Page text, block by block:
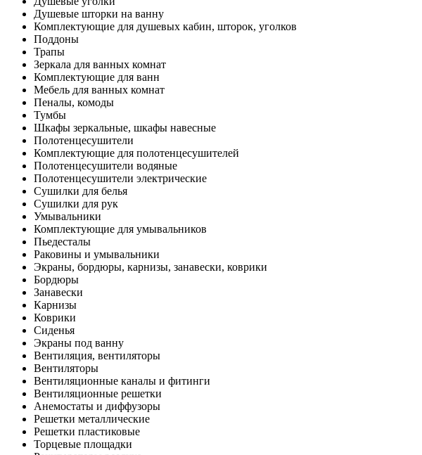
Душевые шторки на ванну
Комплектующие для душевых кабин, шторок, уголков
Поддоны
Трапы
Зеркала для ванных комнат
Комплектующие для ванн
Мебель для ванных комнат
Пеналы, комоды
Тумбы
Шкафы зеркальные, шкафы навесные
Полотенцесушители
Комплектующие для полотенцесушителей
Полотенцесушители водяные
Полотенцесушители электрические
Сушилки для белья
Сушилки для рук
Умывальники
Комплектующие для умывальников
Пьедесталы
Раковины и умывальники
Экраны, бордюры, карнизы, занавески, коврики
Бордюры
Занавески
Карнизы
Коврики
Сиденья
Экраны под ванну
Вентиляция, вентиляторы
Вентиляторы
Вентиляционные каналы и фитинги
Вентиляционные решетки
Анемостаты и диффузоры
Решетки металлические
Решетки пластиковые
Торцевые площадки